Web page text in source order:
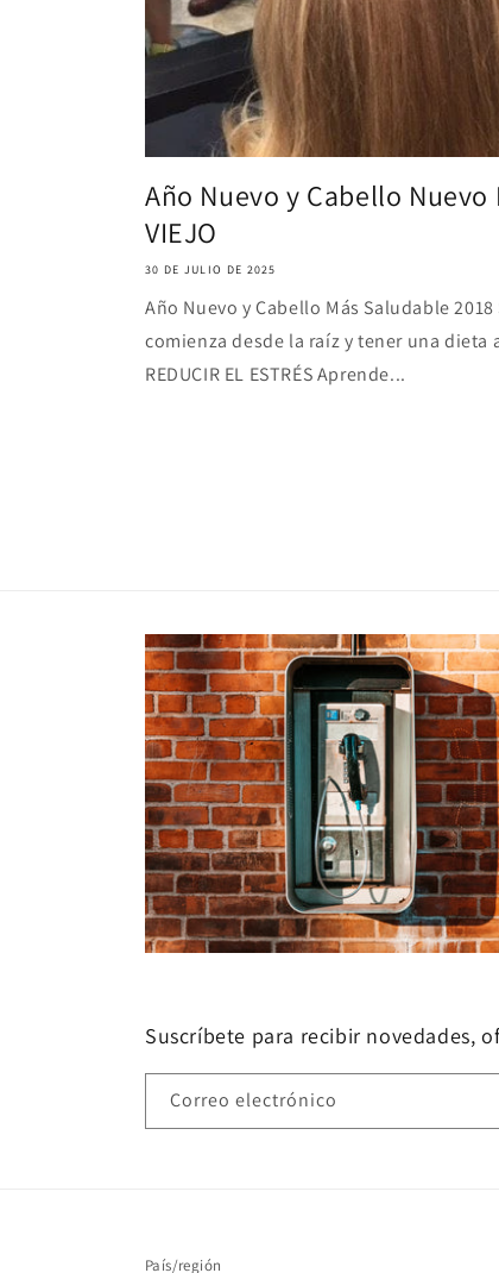
Año Nuevo y Cabello Nuevo
VIEJO
30 DE JULIO DE 2025
Año Nuevo y Cabello Más Saludable
comienza desde la raíz y tener una dieta
REDUCIR EL ESTRÉS Aprende...
Suscríbete para recibir novedades,
Correo electrónico
País/región